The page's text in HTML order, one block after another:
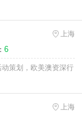
上海
6
策划，欧美澳资深行
上海